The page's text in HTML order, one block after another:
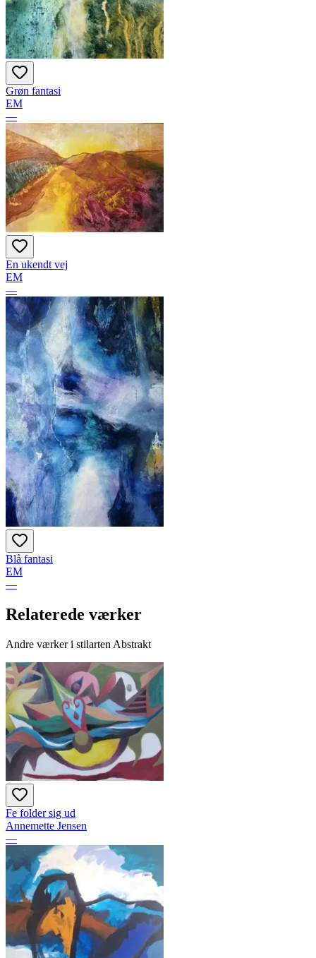
Grøn fantasi
EM
—
En ukendt vej
EM
—
Blå fantasi
EM
—
Relaterede værker
Andre værker i stilarten Abstrakt
Fe folder sig ud
Annemette Jensen
—